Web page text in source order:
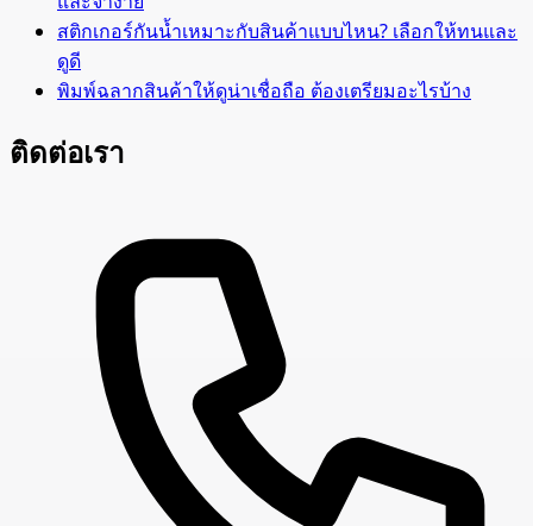
สติกเกอร์กันน้ำเหมาะกับสินค้าแบบไหน? เลือกให้ทนและ
ดูดี
พิมพ์ฉลากสินค้าให้ดูน่าเชื่อถือ ต้องเตรียมอะไรบ้าง
ติดต่อเรา